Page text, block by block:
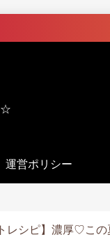
☆
運営ポリシー
レシピ】濃厚♡こ